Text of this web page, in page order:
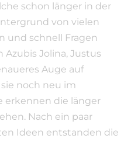
schon länger in der
von vielen
und schnell Fragen
Jolina, Justus
Auge auf
noch neu im
erkennen die länger
Nach ein paar
Ideen entstanden die